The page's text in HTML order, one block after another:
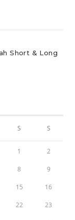
Short & Long
S S
1 2
8 9
15 16
22 23